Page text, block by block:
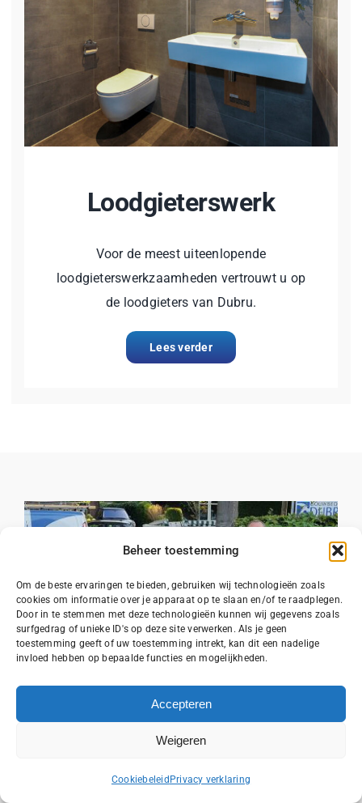
Beheer toestemming
Om de beste ervaringen te bieden, gebruiken wij technologieën zoals
cookies om informatie over je apparaat op te slaan en/of te raadplegen.
Door in te stemmen met deze technologieën kunnen wij gegevens zoals
surfgedrag of unieke ID's op deze site verwerken. Als je geen
toestemming geeft of uw toestemming intrekt, kan dit een nadelige
invloed hebben op bepaalde functies en mogelijkheden.
Accepteren
Weigeren
Cookiebeleid Privacy verklaring
Loodgieterswerk
Voor de meest uiteenlopende
loodgieterswerkzaamheden vertrouwt u op
de loodgieters van Dubru.
Lees verder
Timmerwerk
Hoogwaardige materialen en perfecte